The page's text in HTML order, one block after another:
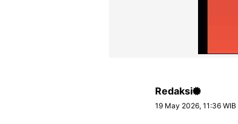
Redaksi
19 May 2026, 11:36 WIB